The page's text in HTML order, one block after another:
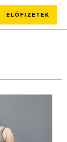
ELŐFIZETEK